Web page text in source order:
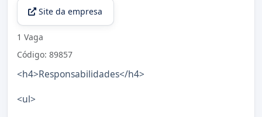
Site da empresa
1 Vaga
Código: 89857
<h4>Responsabilidades</h4>
<ul>